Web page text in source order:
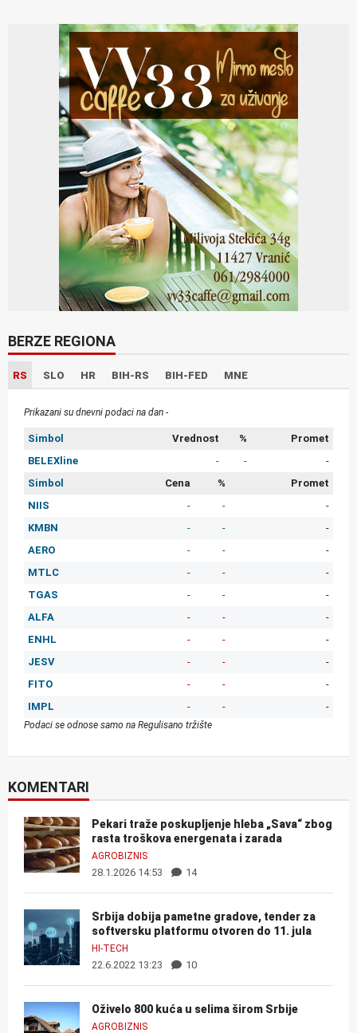
BERZE REGIONA
RS SLO HR BIH-RS BIH-FED MNE
Prikazani su dnevni podaci na dan -
Simbol Vrednost %
Promet
BELEXline
- -
-
Simbol
Cena %
Promet
NIIS
- -
-
KMBN
- -
-
AERO
- -
-
MTLC
- -
-
TGAS
- -
-
ALFA
- -
-
ENHL
- -
-
JESV
- -
-
FITO
- -
-
IMPL
- - -
Podaci se odnose samo na Regulisano tržište
KOMENTARI
Pekari traže poskupljenje hleba „Sava“ zbog
rasta troškova energenata i zarada
AGROBIZNIS
28.1.2026 14:53 14
Srbija dobija pametne gradove, tender za
softversku platformu otvoren do 11. jula
HI-TECH
22.6.2022 13:23 10
Oživelo 800 kuća u selima širom Srbije
AGROBIZNIS